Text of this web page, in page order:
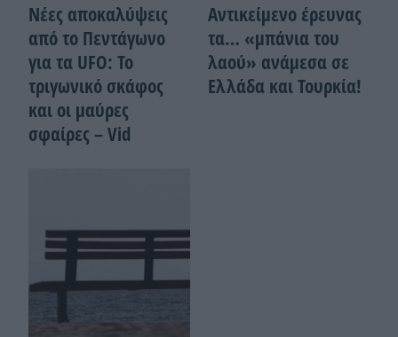
Νέες αποκαλύψεις
από το Πεντάγωνο
για τα UFO: Το
τριγωνικό σκάφος
και οι μαύρες
σφαίρες – Vid
Αντικείμενο έρευνας
τα… «μπάνια του
λαού» ανάμεσα σε
Ελλάδα και Τουρκία!